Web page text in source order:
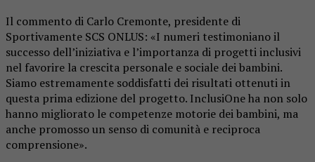
Il commento di Carlo Cremonte, presidente di
Sportivamente SCS ONLUS: «I numeri testimoniano il
successo dell’iniziativa e l’importanza di progetti inclusivi
nel favorire la crescita personale e sociale dei bambini.
Siamo estremamente soddisfatti dei risultati ottenuti in
questa prima edizione del progetto. InclusiOne ha non solo
hanno migliorato le competenze motorie dei bambini, ma
anche promosso un senso di comunità e reciproca
comprensione».